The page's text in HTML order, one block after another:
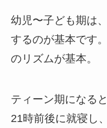
幼児〜子ども期は
するのが基本です
のリズムが基本。
ティーン期になる
21時前後に就寝し